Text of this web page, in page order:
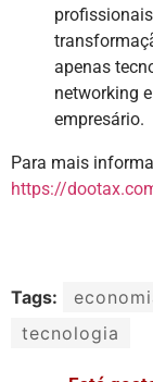
apenas
networking
empresário.
Para mais
https://
Tags:
tecnologia